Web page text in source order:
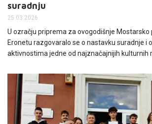
suradnju
25.03.2026
U ozračju priprema za ovogodišnje Mostarsko
Eronetu razgovaralo se o nastavku suradnje i
aktivnostima jedne od najznačajnijih kulturnih
institucije. Organizatori ističu kako
nastavlja svoju misiju promicanja kulture i
Neretvi, uz snažnu podršku partnera iz